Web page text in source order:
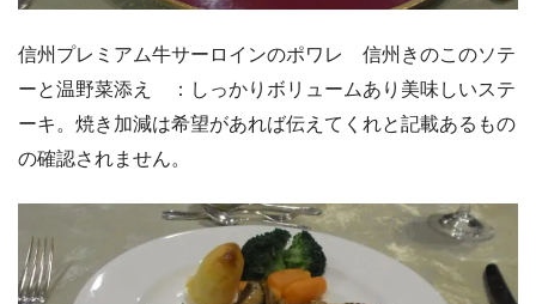
信州プレミアム牛サーロインのポワレ 信州きのこのソテ
ーと温野菜添え ：しっかりボリュームあり美味しいステ
ーキ。焼き加減は希望があれば伝えてくれと記載あるもの
の確認されません。